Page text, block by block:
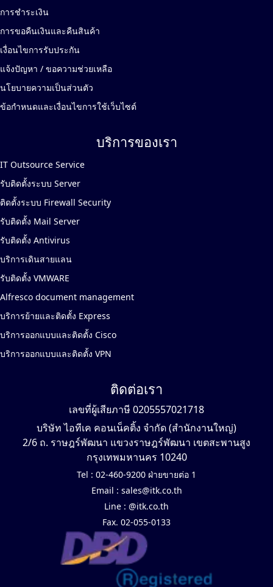
การชำระเงิน
การขอคืนเงินและคืนสินค้า
เงื่อนไขการรับประกัน
แจ้งปัญหา / ขอความช่วยเหลือ
นโยบายความเป็นส่วนตัว
ข้อกำหนดและเงื่อนไขการใช้เว็บไซต์
บริการของเรา
IT Outsource Service
รับติดตั้งระบบ Server
ติดตั้งระบบ Firewall Security
รับติดตั้ง Mail Server
รับติดตั้ง Antivirus
บริการเดินสายแลน
รับติดตั้ง VMWARE
Alfresco document management
บริการย้ายและติดตั้ง Express
บริการออกแบบและติดตั้ง Cisco
บริการออกแบบและติดตั้ง VPN
ติดต่อเรา
เลขที่ผู้เสียภาษี 0205557021718
บริษัท ไอทีเค คอนเน็คติ้ง จำกัด (สำนักงานใหญ่)
2/6 ถ. ราษฎร์พัฒนา แขวงราษฎร์พัฒนา เขตสะพานสูง
กรุงเทพมหานคร 10240
Tel : 02-460-9200 ฝ่ายขายต่อ 1
Email : sales@itk.co.th
Line : @itk.co.th
Fax. 02-055-0133